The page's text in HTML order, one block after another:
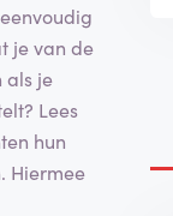
je van de
als je
Lees
hun
Hiermee